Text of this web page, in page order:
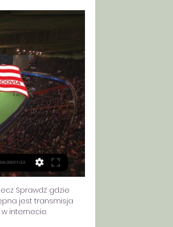
Sprawdź gdzie
jest transmisja
internecie.